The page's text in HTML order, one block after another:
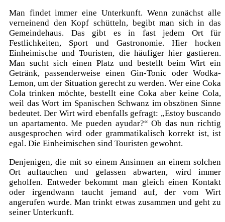
Man findet immer eine Unterkunft. Wenn zunächst alle
verneinend den Kopf schütteln, begibt man sich in das
Gemeindehaus. Das gibt es in fast jedem Ort für
Festlichkeiten, Sport und Gastronomie. Hier hocken
Einheimische und Touristen, die häufiger hier gastieren.
Man sucht sich einen Platz und bestellt beim Wirt ein
Getränk, passenderweise einen Gin-Tonic oder Wodka-
Lemon, um der Situation gerecht zu werden. Wer eine Coka
Cola trinken möchte, bestellt eine Coka aber keine Cola,
weil das Wort im Spanischen Schwanz im obszönen Sinne
bedeutet. Der Wirt wird ebenfalls gefragt: „Estoy buscando
un apartamento. Me pueden ayudar?“ Ob das nun richtig
ausgesprochen wird oder grammatikalisch korrekt ist, ist
egal. Die Einheimischen sind Touristen gewohnt.
Denjenigen, die mit so einem Ansinnen an einem solchen
Ort auftauchen und gelassen abwarten, wird immer
geholfen. Entweder bekommt man gleich einen Kontakt
oder irgendwann taucht jemand auf, der vom Wirt
angerufen wurde. Man trinkt etwas zusammen und geht zu
seiner Unterkunft.